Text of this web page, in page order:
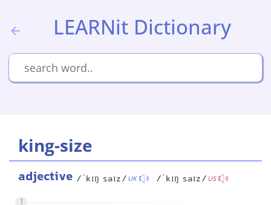
LEARNit Dictionary
king-size
adjective /ˈkɪŋ saɪz/UK /ˈkɪŋ saɪz/US